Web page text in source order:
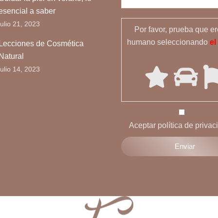
a saber
21, 2023
Lecciones de Cosmética
Natural
14, 2023
Por favor, prueba que
humano seleccionandoel
Aceptar política de